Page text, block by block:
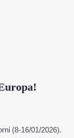
(8-16/01/2026).